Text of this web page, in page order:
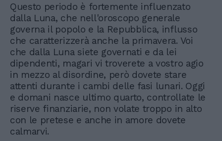
Questo periodo è fortemente influenzato
dalla Luna, che nell'oroscopo generale
governa il popolo e la Repubblica, influsso
che caratterizzerà anche la primavera. Voi
che dalla Luna siete governati e da lei
dipendenti, magari vi troverete a vostro agio
in mezzo al disordine, però dovete stare
attenti durante i cambi delle fasi lunari. Oggi
e domani nasce ultimo quarto, controllate le
riserve finanziarie, non volate troppo in alto
con le pretese e anche in amore dovete
calmarvi.